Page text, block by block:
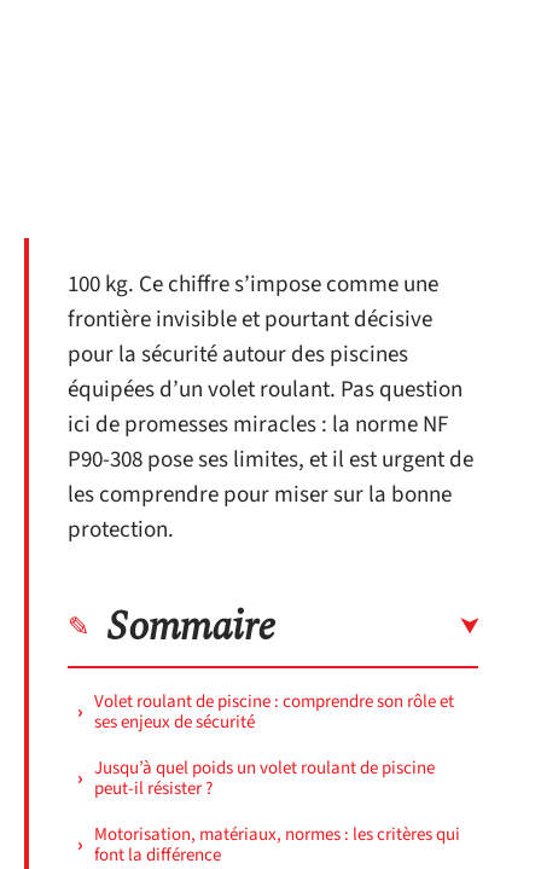
100 kg. Ce chiffre s’impose comme une
frontière invisible et pourtant décisive
pour la sécurité autour des piscines
équipées d’un volet roulant. Pas question
ici de promesses miracles : la norme NF
P90-308 pose ses limites, et il est urgent de
les comprendre pour miser sur la bonne
protection.
Sommaire
Volet roulant de piscine : comprendre son rôle et
ses enjeux de sécurité
Jusqu’à quel poids un volet roulant de piscine
peut-il résister ?
Motorisation, matériaux, normes : les critères qui
font la différence